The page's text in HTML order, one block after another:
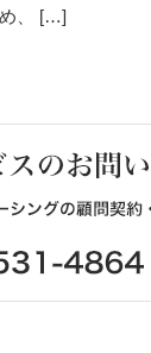
、 […]